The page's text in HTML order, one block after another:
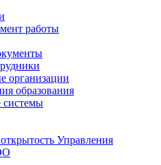
работы
организации
образования
Управления